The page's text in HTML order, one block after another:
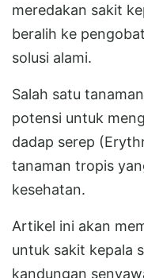
meredakan sakit
beralih ke
solusi alami.
Salah satu
potensi untuk
dadap serep
tanaman tropis
kesehatan.
Artikel ini akan
untuk sakit kepala
kandungan